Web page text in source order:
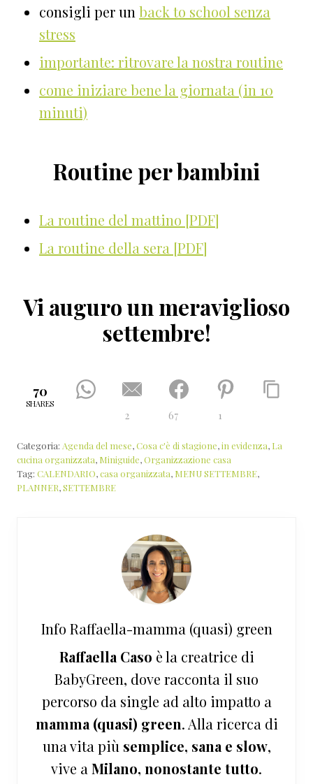
consigli per un back to school senza
stress
importante: ritrovare la nostra routine
come iniziare bene la giornata (in 10
minuti)
Routine per bambini
La routine del mattino [PDF]
La routine della sera [PDF]
Vi auguro un meraviglioso
settembre!
70
SHARES
2 67 1
Categoria: Agenda del mese,Cosa c'è di stagione,in evidenza, La
cucina organizzata, Miniguide,Organizzazione casa
Tag: CALENDARIO,casa organizzata, MENU SETTEMBRE,
PLANNER,SETTEMBRE
Info Raffaella-mamma (quasi) green
Raffaella Caso è la creatrice di
BabyGreen, dove racconta il suo
percorso da single ad alto impatto a
mamma (quasi) green. Alla ricerca di
una vita più semplice, sana e slow,
vive a Milano, nonostante tutto.